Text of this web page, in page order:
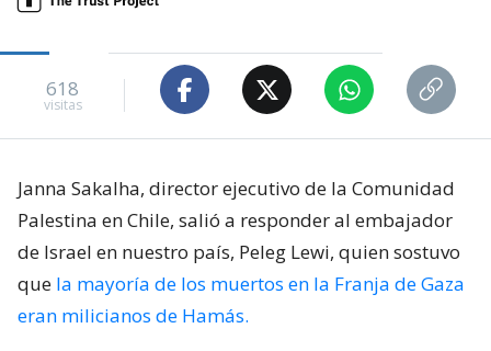
618
visitas
Janna Sakalha, director ejecutivo de la Comunidad
Palestina en Chile, salió a responder al embajador
de Israel en nuestro país, Peleg Lewi, quien sostuvo
que la mayoría de los muertos en la Franja de Gaza
eran milicianos de Hamás.